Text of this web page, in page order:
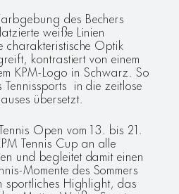
des Bechers
weiße Linien
charakteristische Optik
kontrastiert von einem
KPM-Logo in Schwarz. So
in die zeitlose
übersetzt.
Open vom 13. bis 21.
Tennis Cup an alle
und begleitet damit einen
Momente des Sommers
sportliches Highlight, das